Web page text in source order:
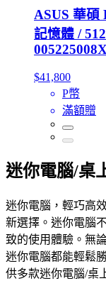
ASUS 華碩
記憶體 /
$41,800
P幣
滿額贈
迷你電腦/桌
迷你電腦，輕巧高
新選擇。迷你電腦
致的使用體驗。無
迷你電腦都能輕鬆
供多款迷你電腦/桌